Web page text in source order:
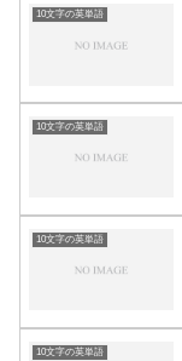
10文字の英単語
10文字の英単語
10文字の英単語
10文字の英単語